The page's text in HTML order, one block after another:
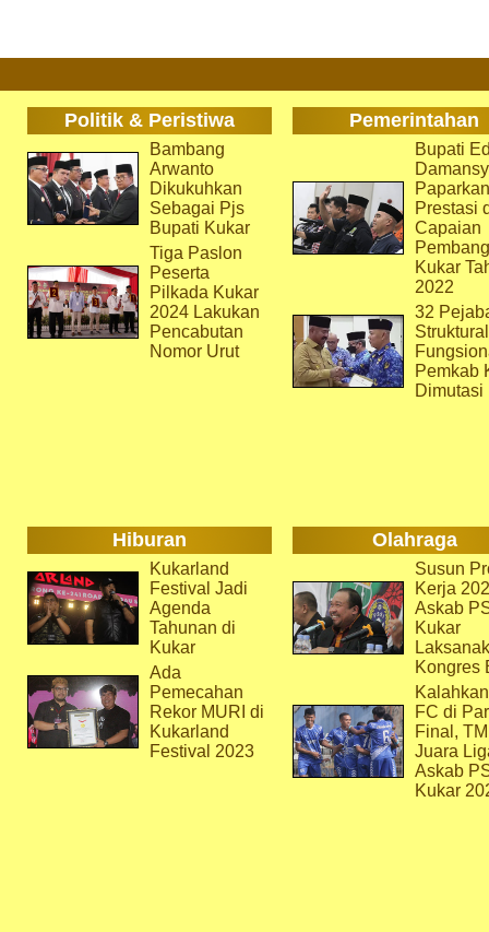
Politik & Peristiwa Pemerintahan
Bambang
Arwanto
Dikukuhkan
Sebagai Pjs
Bupati Kukar
Tiga Paslon
Peserta
Pilkada Kukar
2024 Lakukan
Pencabutan
Nomor Urut
Bupati
Paparkan
Prestasi
Capaian
Kukar
2022
32
Pemkab
Dimutasi
Hiburan Olahraga
Kukarland
Festival Jadi
Agenda
Tahunan di
Kukar
Ada
Pemecahan
Rekor MURI di
Kukarland
Festival 2023
Susun
Kerja
Askab
Kukar
Kongres
FC di
Final,
Juara
Askab
Kukar